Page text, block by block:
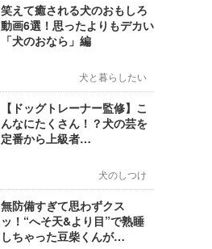
笑えて癒される犬のおもしろ
動画6選！思ったよりもデカい
「犬のおなら」編
犬と暮らしたい
【ドッグトレーナー監修】こ
んなにたくさん！？犬の芸を
定番から上級者…
犬のしつけ
無防備すぎて思わずクス
ッ！“へそ天&より目”で熟睡
しちゃった豆柴くんが…